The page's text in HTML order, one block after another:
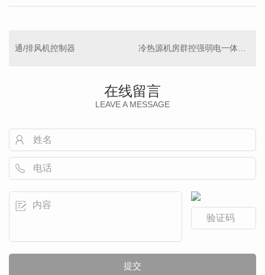
通/排风机控制器
在线留言
LEAVE A MESSAGE